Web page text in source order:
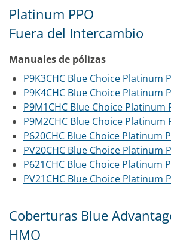
Platinum PPO
Fuera del Intercambio
Manuales de pólizas
P9K3CHC Blue Choice Platinum
P9K4CHC Blue Choice Platinum
P9M1CHC Blue Choice Platinum
P9M2CHC Blue Choice Platinum
P620CHC Blue Choice Platinum
PV20CHC Blue Choice Platinum
P621CHC Blue Choice Platinum
PV21CHC Blue Choice Platinum
Coberturas Blue
HMO